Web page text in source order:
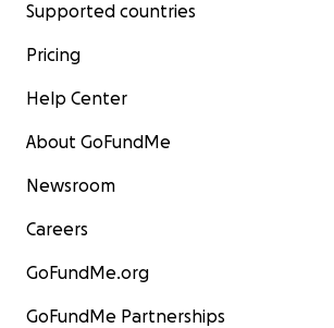
Supported countries
Pricing
Help Center
About GoFundMe
Newsroom
Careers
GoFundMe.org
GoFundMe Partnerships